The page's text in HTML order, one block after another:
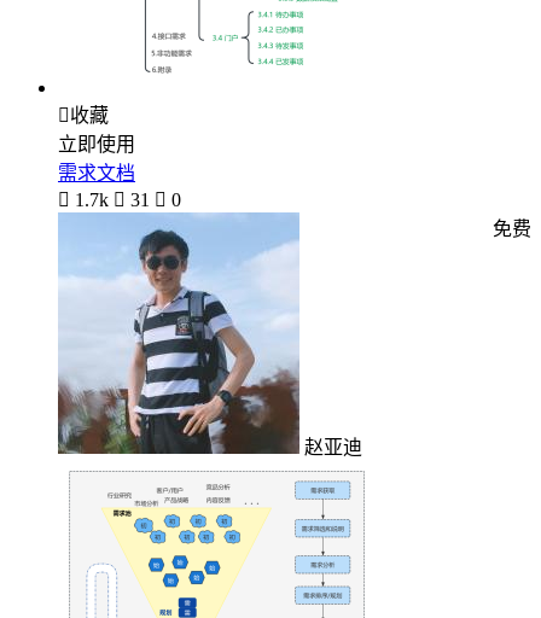
收藏
立即使用
需求文档
 1.7k  31  0
赵亚迪
免费